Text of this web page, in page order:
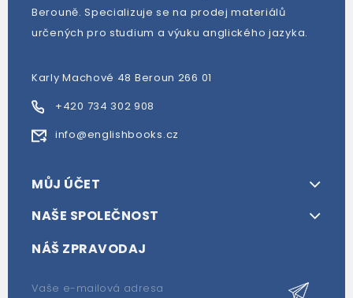
Berouně. Specializuje se na prodej materiálů
určených pro studium a výuku anglického jazyka.
Karly Machové 48 Beroun 266 01
+420 734 302 908
info@englishbooks.cz
MŮJ ÚČET
NAŠE SPOLEČNOST
NÁŠ ZPRAVODAJ